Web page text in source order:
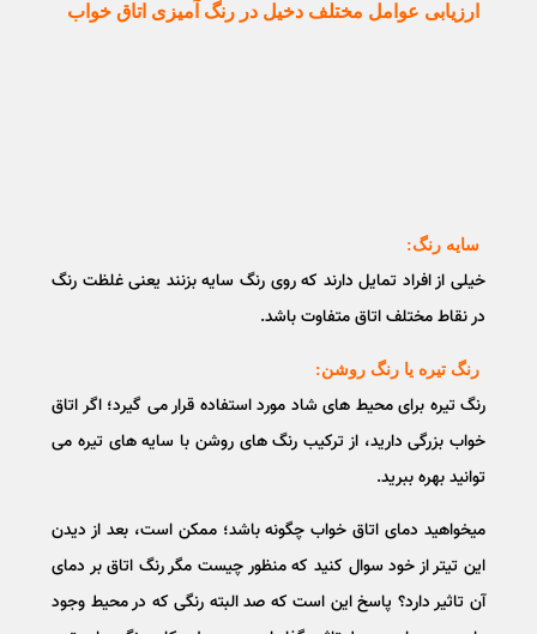
ارزیابی عوامل مختلف دخیل در رنگ آمیزی اتاق خواب
سایه رنگ:
خیلی از افراد تمایل دارند که روی رنگ سایه بزنند یعنی غلظت رنگ
در نقاط مختلف اتاق متفاوت باشد.
رنگ تیره یا رنگ روشن:
رنگ تیره برای محیط های شاد مورد استفاده قرار می گیرد؛ اگر اتاق
خواب بزرگی دارید، از ترکیب رنگ های روشن با سایه های تیره می
توانید بهره ببرید.
میخواهید دمای اتاق خواب چگونه باشد؛ ممکن است، بعد از دیدن
این تیتر از خود سوال کنید که منظور چیست مگر رنگ اتاق بر دمای
آن تاثیر دارد؟ پاسخ این است که صد البته رنگی که در محیط وجود